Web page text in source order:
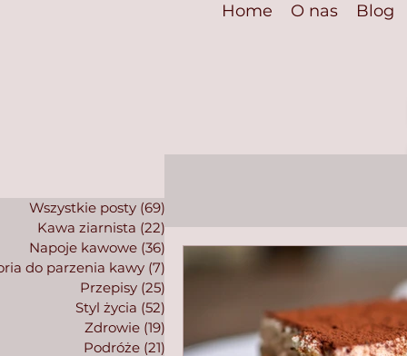
Home O nas Blog
Wszystkie posty (69)
Kawa ziarnista (22)22 posty
Napoje kawowe (36) 36 postów
do parzenia kawy (7)
Przepisy (25)
Styl życia (52)
Zdrowie (19)
Podróże (21) 21 postów